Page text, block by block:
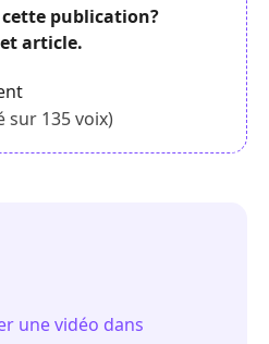
cette publication?
article.
sur 135voix)
une vidéo dans